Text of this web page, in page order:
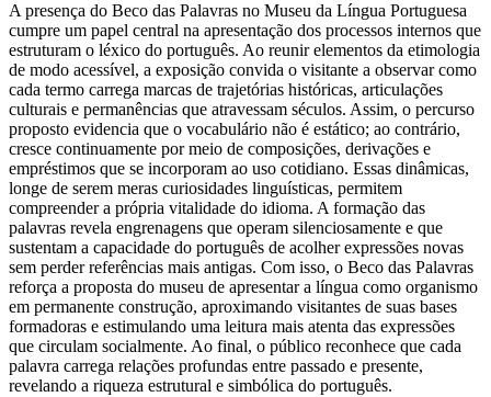
A presença do Beco das Palavras no Museu da Língua Portuguesa
cumpre um papel central na apresentação dos processos internos que
estruturam o léxico do português. Ao reunir elementos da etimologia
de modo acessível, a exposição convida o visitante a observar como
cada termo carrega marcas de trajetórias históricas, articulações
culturais e permanências que atravessam séculos. Assim, o percurso
proposto evidencia que o vocabulário não é estático; ao contrário,
cresce continuamente por meio de composições, derivações e
empréstimos que se incorporam ao uso cotidiano. Essas dinâmicas,
longe de serem meras curiosidades linguísticas, permitem
compreender a própria vitalidade do idioma. A formação das
palavras revela engrenagens que operam silenciosamente e que
sustentam a capacidade do português de acolher expressões novas
sem perder referências mais antigas. Com isso, o Beco das Palavras
reforça a proposta do museu de apresentar a língua como organismo
em permanente construção, aproximando visitantes de suas bases
formadoras e estimulando uma leitura mais atenta das expressões
que circulam socialmente. Ao final, o público reconhece que cada
palavra carrega relações profundas entre passado e presente,
revelando a riqueza estrutural e simbólica do português.